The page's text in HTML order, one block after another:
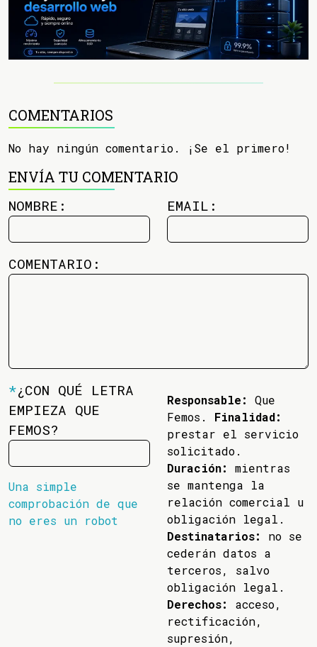
COMENTARIOS
No hay ningún comentario. ¡Se el primero!
ENVÍA TU COMENTARIO
NOMBRE: EMAIL:
COMENTARIO:
*¿CON QUÉ LETRA
EMPIEZA QUE
FEMOS?
Una simple
comprobación de que
no eres un robot
Responsable:
Que
Femos. Finalidad:
prestar el servicio
solicitado.
Duración:
mientras
se mantenga la
relación comercial u
obligación legal.
Destinatarios:
no se
cederán datos a
terceros, salvo
obligación legal.
Derechos:
acceso,
rectificación,
supresión,